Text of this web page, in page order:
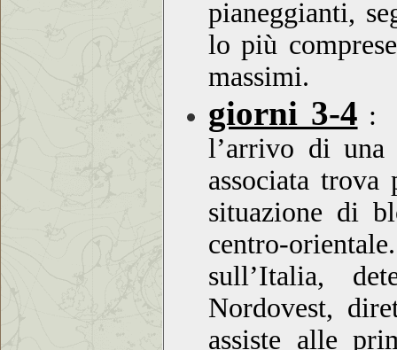
pianeggianti,
lo più
massimi.
giorni 3-4 :
l’arrivo di una
associata
situazione di
centro-
sull’Italia,
Nordovest,
assiste alle